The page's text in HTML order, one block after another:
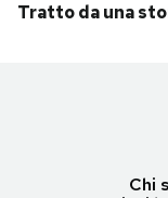
Tratto da una
Chi